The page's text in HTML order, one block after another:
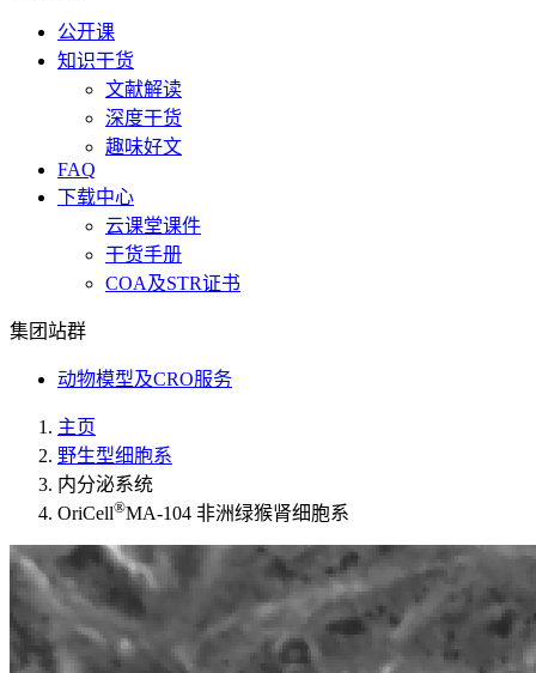
公开课
知识干货
文献解读
深度干货
趣味好文
FAQ
下载中心
云课堂课件
干货手册
COA及STR证书
集团站群
动物模型及CRO服务
主页
野生型细胞系
内分泌系统
OriCell®MA-104 非洲绿猴肾细胞系